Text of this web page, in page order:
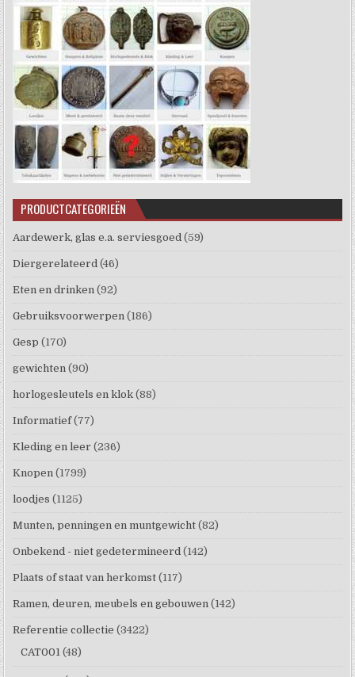
PRODUCTCATEGORIEËN
Aardewerk, glas e.a. serviesgoed (59)
Diergerelateerd (46)
Eten en drinken (92)
Gebruiksvoorwerpen (186)
Gesp (170)
gewichten (90)
horlogesleutels en klok (88)
Informatief (77)
Kleding en leer (236)
Knopen (1799)
loodjes (1125)
Munten, penningen en muntgewicht (82)
Onbekend - niet gedetermineerd (142)
Plaats of staat van herkomst (117)
Ramen, deuren, meubels en gebouwen (142)
Referentie collectie (3422)
CAT001 (48)